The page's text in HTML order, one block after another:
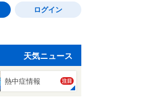
ログイン
天気ニュース
熱中症情報 注目